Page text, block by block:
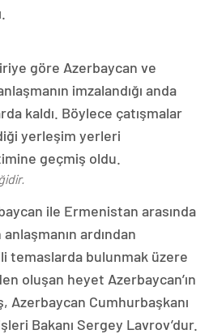
göre Azerbaycan ve
imzalandığı anda
kaldı. Böylece çatışmalar
yerleşim yerleri
geçmiş oldu.
ile Ermenistan arasında
ardından
temaslarda bulunmak üzere
oluşan heyet Azerbaycan’ın
Azerbaycan Cumhurbaşkanı
Bakanı Sergey Lavrov’dur.